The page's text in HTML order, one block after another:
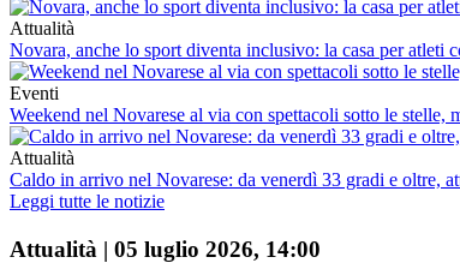
Attualità
Novara, anche lo sport diventa inclusivo: la casa per atleti
Eventi
Weekend nel Novarese al via con spettacoli sotto le stelle,
Attualità
Caldo in arrivo nel Novarese: da venerdì 33 gradi e oltre,
Leggi tutte le notizie
Attualità | 05 luglio 2026, 14:00